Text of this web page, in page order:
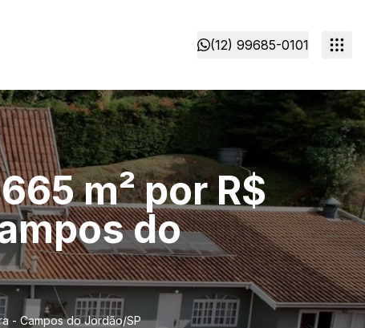
(12) 99685-0101
m² por R$
do
- Campos do Jordão/SP